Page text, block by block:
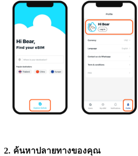
2. ค้นหาปลายทางของคุณ